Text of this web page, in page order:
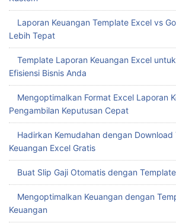
Laporan Keuangan Template Excel vs
Lebih Tepat
Template Laporan Keuangan Excel
Efisiensi Bisnis Anda
Mengoptimalkan Format Excel Laporan
Pengambilan Keputusan Cepat
Hadirkan Kemudahan dengan
Keuangan Excel Gratis
Buat Slip Gaji Otomatis dengan
Mengoptimalkan Keuangan dengan
Keuangan